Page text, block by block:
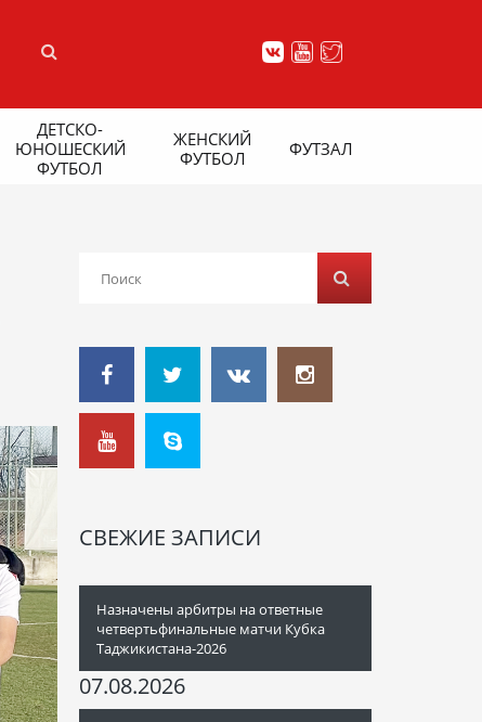
ДЕТСКО-
ЮНОШЕСКИЙ
ФУТБОЛ
ЖЕНСКИЙ
ФУТБОЛ
ФУТЗАЛ
СВЕЖИЕ ЗАПИСИ
Назначены арбитры на ответные
четвертьфинальные матчи Кубка
Таджикистана-2026
07.08.2026